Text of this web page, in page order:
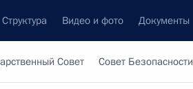
Структура Видео и фото Документы
Совет Совет Безопасности